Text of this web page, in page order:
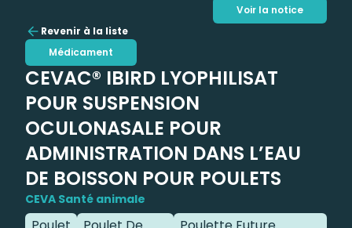
Revenir à la liste
Médicament
CEVAC® IBIRD LYOPHILISAT
POUR SUSPENSION
OCULONASALE POUR
ADMINISTRATION DANS L’EAU
DE BOISSON POUR POULETS
CEVA Santé animale
Voir la notice